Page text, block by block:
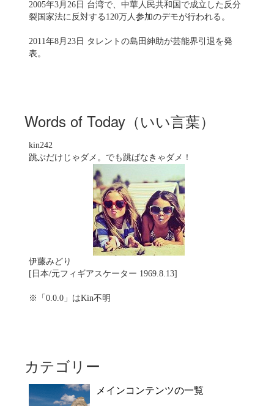
2005年3月26日 台湾で、中華人民共和国で成立した反分
裂国家法に反対する120万人参加のデモが行われる。
2011年8月23日 タレントの島田紳助が芸能界引退を発
表。
Words of Today（いい言葉）
kin242
跳ぶだけじゃダメ。でも跳ばなきゃダメ！
伊藤みどり
[日本/元フィギアスケーター 1969.8.13]
※「0.0.0」はKin不明
カテゴリー
メインコンテンツの一覧